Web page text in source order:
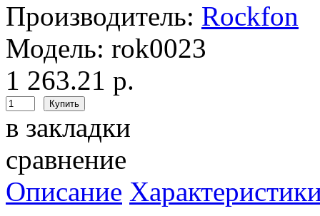
Производитель: Rockfon
Модель: rok0023
1 263.21 р.
в закладки
сравнение
Описание